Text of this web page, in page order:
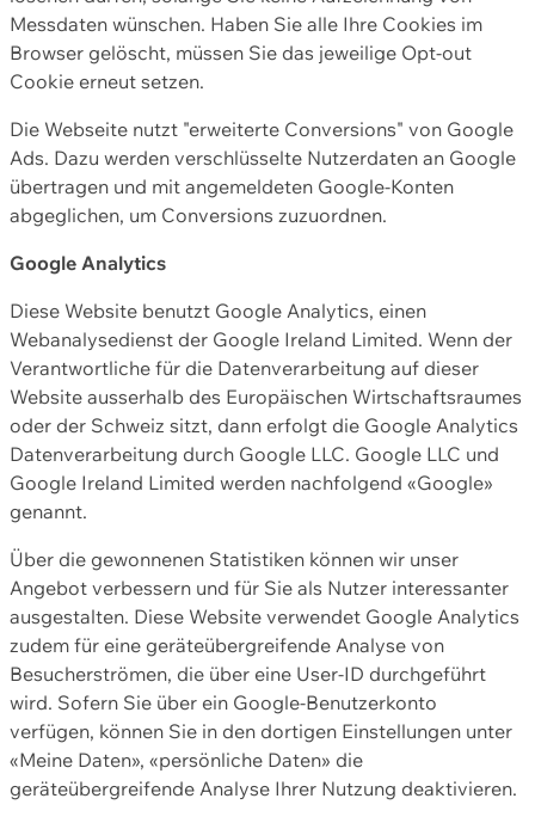
Messdaten wünschen. Haben Sie alle Ihre Cookies im
Browser gelöscht, müssen Sie das jeweilige Opt-out
Cookie erneut setzen.
Die Webseite nutzt "erweiterte Conversions" von Google
Ads. Dazu werden verschlüsselte Nutzerdaten an Google
übertragen und mit angemeldeten Google-Konten
abgeglichen, um Conversions zuzuordnen.
Google Analytics
Diese Website benutzt Google Analytics, einen
Webanalysedienst der Google Ireland Limited. Wenn der
Verantwortliche für die Datenverarbeitung auf dieser
Website ausserhalb des Europäischen Wirtschaftsraumes
oder der Schweiz sitzt, dann erfolgt die Google Analytics
Datenverarbeitung durch Google LLC. Google LLC und
Google Ireland Limited werden nachfolgend «Google»
genannt.
Über die gewonnenen Statistiken können wir unser
Angebot verbessern und für Sie als Nutzer interessanter
ausgestalten. Diese Website verwendet Google Analytics
zudem für eine geräteübergreifende Analyse von
Besucherströmen, die über eine User-ID durchgeführt
wird. Sofern Sie über ein Google-Benutzerkonto
verfügen, können Sie in den dortigen Einstellungen unter
«Meine Daten», «persönliche Daten» die
geräteübergreifende Analyse Ihrer Nutzung deaktivieren.